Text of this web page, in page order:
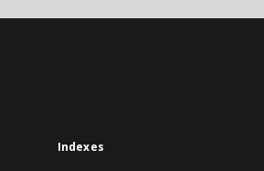
Indexes